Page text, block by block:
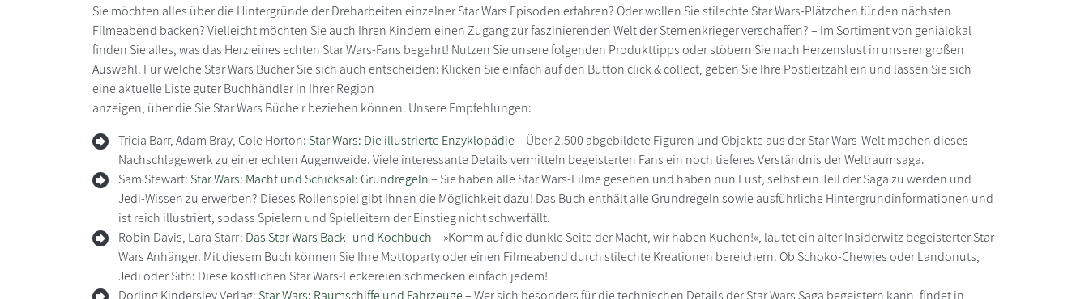
Sie möchten alles über die Hintergründe der Dreharbeiten einzelner Star Wars Episoden erfahren? Oder wollen Sie stilechte Star Wars-Plätzchen für den nächsten
Filmeabend backen? Vielleicht möchten Sie auch Ihren Kindern einen Zugang zur faszinierenden Welt der Sternenkrieger verschaffen? – Im Sortiment von genialokal
finden Sie alles, was das Herz eines echten Star Wars-Fans begehrt! Nutzen Sie unsere folgenden Produkttipps oder stöbern Sie nach Herzenslust in unserer großen
Auswahl. Für welche Star Wars Bücher Sie sich auch entscheiden: Klicken Sie einfach auf den Button click & collect, geben Sie Ihre Postleitzahl ein und lassen Sie sich
eine aktuelle Liste guter Buchhändler in Ihrer Region
anzeigen, über die Sie Star Wars Büche r beziehen können. Unsere Empfehlungen:
Tricia Barr, Adam Bray, Cole Horton: Star Wars: Die illustrierte Enzyklopädie– Über 2.500 abgebildete Figuren und Objekte aus der Star Wars-Welt machen dieses
Nachschlagewerk zu einer echten Augenweide. Viele interessante Details vermitteln begeisterten Fans ein noch tieferes Verständnis der Weltraumsaga.
Sam Stewart: Star Wars: Macht und Schicksal: Grundregeln– Sie haben alle Star Wars-Filme gesehen und haben nun Lust, selbst ein Teil der Saga zu werden und
Jedi-Wissen zu erwerben? Dieses Rollenspiel gibt Ihnen die Möglichkeit dazu! Das Buch enthält alle Grundregeln sowie ausführliche Hintergrundinformationen und
ist reich illustriert, sodass Spielern und Spielleitern der Einstieg nicht schwerfällt.
Robin Davis, Lara Starr: Das Star Wars Back- und Kochbuch– »Komm auf die dunkle Seite der Macht, wir haben Kuchen!«, lautet ein alter Insiderwitz begeisterter Star
Wars Anhänger. Mit diesem Buch können Sie Ihre Mottoparty oder einen Filmeabend durch stilechte Kreationen bereichern. Ob Schoko-Chewies oder Landonuts,
Jedi oder Sith: Diese köstlichen Star Wars-Leckereien schmecken einfach jedem!
Dorling Kindersley Verlag: Star Wars: Raumschiffe und Fahrzeuge– Wer sich besonders für die technischen Details der Star Wars Saga begeistern kann, findet in